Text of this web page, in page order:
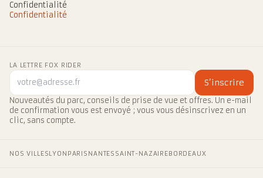
Confidentialité
Confidentialité
LA LETTRE FOX RIDER
S’inscrire
Nouveautés du parc, conseils de prise de vue et offres. Un e-mail
de confirmation vous est envoyé ; vous vous désinscrivez en un
clic, sans compte.
NOS VILLESLYON PARIS NANTES SAINT-NAZAIREBORDEAUX